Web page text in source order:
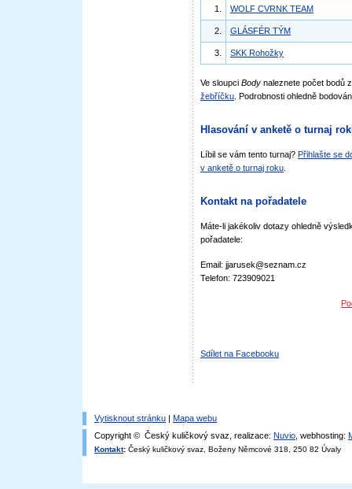
1. WOLF CVRNK TEAM
2. GLÁSFÉR TÝM
3. SKK Rohožky
Ve sloupci Body naleznete počet bodů
žebříčku . Podrobnosti ohledně
Hlasování v anketě o turnaj
Líbil se vám tento turnaj? Přihlašte se
v anketě o turnaj roku
Kontakt na pořadatele
Máte-li jakékoliv dotazy ohledně
pořadatele:
Email: jjarusek@seznam.cz
Telefon: 723909021
Sdílet na Facebooku
Vytisknout stránku | Mapa webu
Copyright © Český kuličkový svaz, realizace: Nuvio , webhosting:
Kontakt: Český kuličkový svaz, Boženy Němcové 318, 250 82 Úvaly